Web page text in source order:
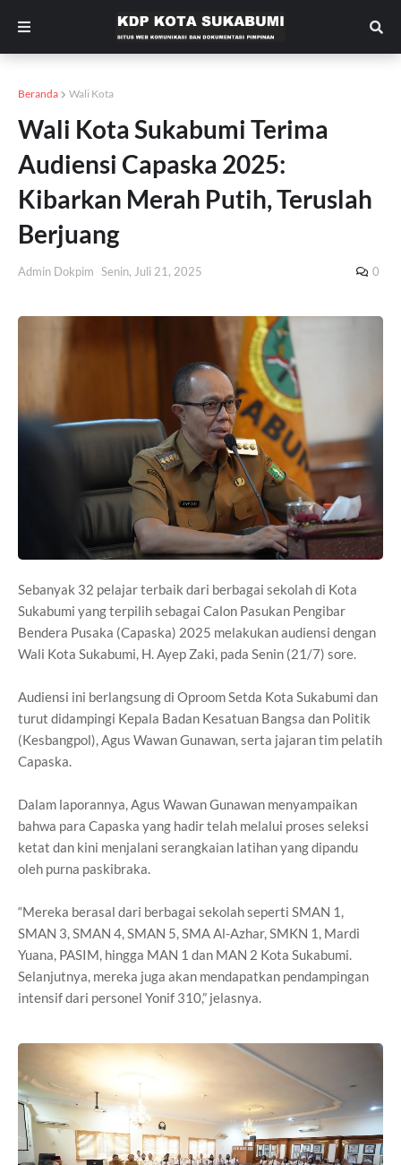
Beranda Wali Kota
Wali Kota Sukabumi Terima
Audiensi Capaska 2025:
Kibarkan Merah Putih, Teruslah
Berjuang
Admin Dokpim Senin, Juli 21, 2025 0
Sebanyak 32 pelajar terbaik dari berbagai sekolah di Kota
Sukabumi yang terpilih sebagai Calon Pasukan Pengibar
Bendera Pusaka (Capaska) 2025 melakukan audiensi dengan
Wali Kota Sukabumi, H. Ayep Zaki, pada Senin (21/7) sore.
Audiensi ini berlangsung di Oproom Setda Kota Sukabumi dan
turut didampingi Kepala Badan Kesatuan Bangsa dan Politik
(Kesbangpol), Agus Wawan Gunawan, serta jajaran tim pelatih
Capaska.
Dalam laporannya, Agus Wawan Gunawan menyampaikan
bahwa para Capaska yang hadir telah melalui proses seleksi
ketat dan kini menjalani serangkaian latihan yang dipandu
oleh purna paskibraka.
“Mereka berasal dari berbagai sekolah seperti SMAN 1,
SMAN 3, SMAN 4, SMAN 5, SMA Al-Azhar, SMKN 1, Mardi
Yuana, PASIM, hingga MAN 1 dan MAN 2 Kota Sukabumi.
Selanjutnya, mereka juga akan mendapatkan pendampingan
intensif dari personel Yonif 310,” jelasnya.